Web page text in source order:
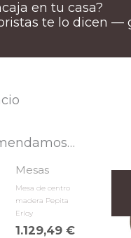
en tu casa?
te lo dicen —
Mesas
Mesa de centro
madera Pepita
Erloy
1.129,49€